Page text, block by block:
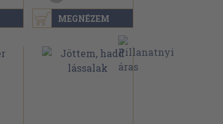
MEGNÉZEM